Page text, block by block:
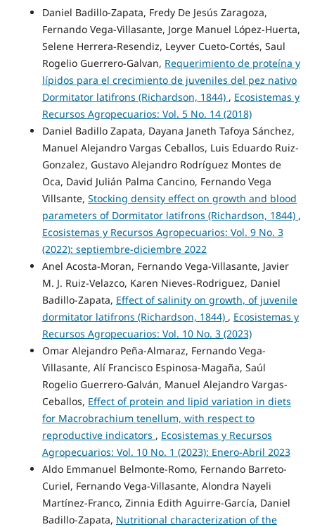
Daniel Badillo-Zapata, Fredy De Jesús Zaragoza,
Fernando Vega-Villasante, Jorge Manuel López-Huerta,
Selene Herrera-Resendiz, Leyver Cueto-Cortés, Saul
Rogelio Guerrero-Galvan, Requerimiento de proteína y
lípidos para el crecimiento de juveniles del pez nativo
Dormitator latifrons (Richardson, 1844) , Ecosistemas y
Recursos Agropecuarios: Vol. 5 No. 14 (2018)
Daniel Badillo Zapata, Dayana Janeth Tafoya Sánchez,
Manuel Alejandro Vargas Ceballos, Luis Eduardo Ruiz-
Gonzalez, Gustavo Alejandro Rodríguez Montes de
Oca, David Julián Palma Cancino, Fernando Vega
Villsante, Stocking density effect on growth and blood
parameters of Dormitator latifrons (Richardson, 1844) ,
Ecosistemas y Recursos Agropecuarios: Vol. 9 No. 3
(2022): septiembre-diciembre 2022
Anel Acosta-Moran, Fernando Vega-Villasante, Javier
M. J. Ruiz-Velazco, Karen Nieves-Rodriguez, Daniel
Badillo-Zapata, Effect of salinity on growth, of juvenile
dormitator latifrons (Richardson, 1844) , Ecosistemas y
Recursos Agropecuarios: Vol. 10 No. 3 (2023)
Omar Alejandro Peña-Almaraz, Fernando Vega-
Villasante, Alí Francisco Espinosa-Magaña, Saúl
Rogelio Guerrero-Galván, Manuel Alejandro Vargas-
Ceballos, Effect of protein and lipid variation in diets
for Macrobrachium tenellum, with respect to
reproductive indicators , Ecosistemas y Recursos
Agropecuarios: Vol. 10 No. 1 (2023): Enero-Abril 2023
Aldo Emmanuel Belmonte-Romo, Fernando Barreto-
Curiel, Fernando Vega-Villasante, Alondra Nayeli
Martínez-Franco, Zinnia Edith Aguirre-García, Daniel
Badillo-Zapata, Nutritional characterization of the